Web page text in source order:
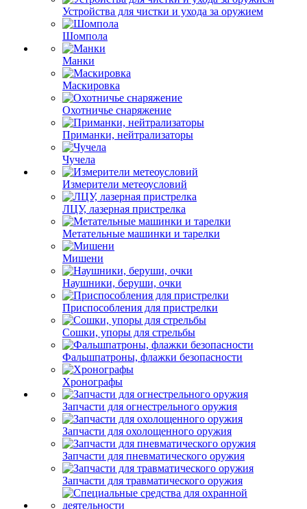
Устройства для чистки и ухода за оружием
Шомпола
Манки
Маскировка
Охотничье снаряжение
Приманки, нейтрализаторы
Чучела
Измерители метеоусловий
ЛЦУ, лазерная пристрелка
Метательные машинки и тарелки
Мишени
Наушники, беруши, очки
Приспособления для пристрелки
Сошки, упоры для стрельбы
Фальшпатроны, флажки безопасности
Хронографы
Запчасти для огнестрельного оружия
Запчасти для охолощенного оружия
Запчасти для пневматического оружия
Запчасти для травматического оружия